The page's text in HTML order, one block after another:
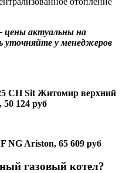
актуальны на
уточняйте у менеджеров
СН Sit Житомир верхний
124 руб
NG Ariston, 65 609 руб
газовый котел?